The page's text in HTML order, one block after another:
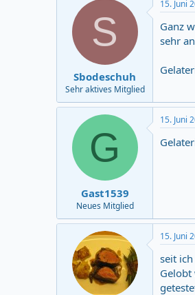
t
i
o
n
:
S
Sbodeschuh
Sehr aktives Mitglied
15. Juni
Ganz
sehr
G
Gast1539
Neues Mitglied
15. Juni
15. Juni
seit
Gelobt